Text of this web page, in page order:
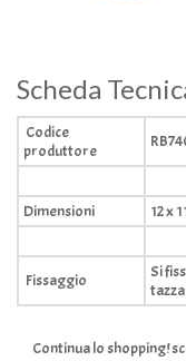
Scheda
Codice
produttore
Dimensioni 12 x
Fissaggio
Si
tazza
Continua lo shopping!